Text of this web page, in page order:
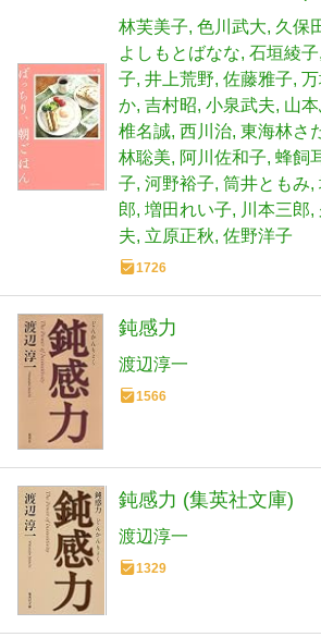
林芙美子 色川武大 久保
よしもとばなな 石垣綾子
子 井上荒野 佐藤雅子
か 吉村昭 小泉武夫 山
椎名誠 西川治 東海林さ
林聡美
阿川佐和子 蜂飼
子 河野裕子 筒井ともみ
郎 増田れい子 川本三郎
夫 立原正秋 佐野洋子
1726
鈍感力
渡辺淳一
1566
鈍感力 (集英社文庫)
渡辺淳一
1329